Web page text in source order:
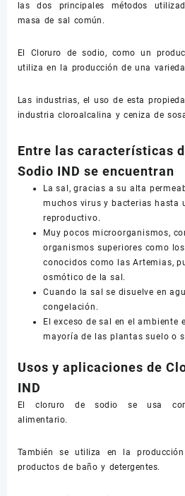
las dos principales métodos
masa de sal común.
El Cloruro de sodio, como un
utiliza en la producción de una
Las industrias, el uso de esta
industria cloroalcalina y ceniza de
Entre las características
Sodio IND se encuentran
La sal, gracias a su alta
muchos virus y bacterias hasta
reproductivo.
Muy pocos microorganismos,
organismos superiores como
conocidos como las Artemias,
osmótico de la sal.
Cuando la sal se disuelve en
congelación.
El exceso de sal en el ambiente
mayoría de las plantas suelo o
Usos y aplicaciones de
IND
El cloruro de sodio se usa
alimentario.
También se utiliza en la
productos de baño y detergentes.